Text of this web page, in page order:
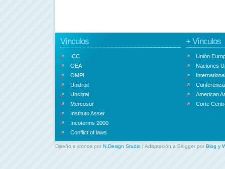
Vínculos
ICC
OEA
OMPI
Unidroit
Uncitral
Mercosur
Instituto Asser
Incoterms 2000
Conflict of laws
+ Vínculos
Unión
Naciones
American
Corte
Diseño e iconos por N.Design Studio | Adaptación a Blogger por Blog y